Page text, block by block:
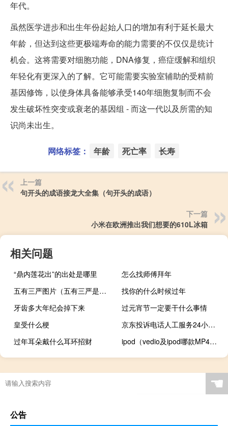
年代。
虽然医学进步和出生年份起始人口的增加有利于延长最大
年龄，但达到这些更极端寿命的能力需要的不仅仅是统计
机会。这将需要对细胞功能，DNA修复，癌症缓解和组织
年轻化有更深入的了解。它可能需要实验室辅助的受精前
基因修饰，以使身体具备能够承受140年细胞复制而不会
发生破坏性突变或衰老的基因组 - 而这一代以及所需的知
识尚未出生。
网络标签： 年龄 死亡率 长寿
上一篇
句开头的成语接龙大全集（句开头的成语）
下一篇
小米在欧洲推出我们想要的610L冰箱
相关问题
“鼎内莲花出”的出处是哪里
怎么找师傅拜年
五有三严图片（五有三严是什么）
找你的什么时候过年
牙齿多大年纪会掉下来
过元宵节一定要干什么事情
皇受什么梗
京东投诉电话人工服务24小时（京东投诉电话人工服务24小时）
过年耳朵戴什么耳环招财
ipod（vedio及ipod哪款MP4比较好）
☚
公告